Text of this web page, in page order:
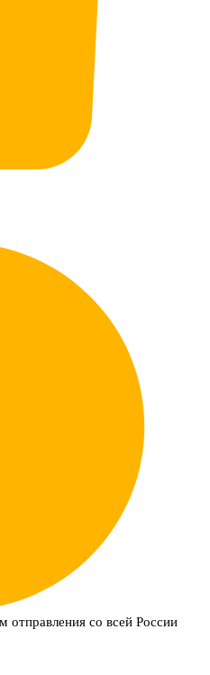
отправления со всей России